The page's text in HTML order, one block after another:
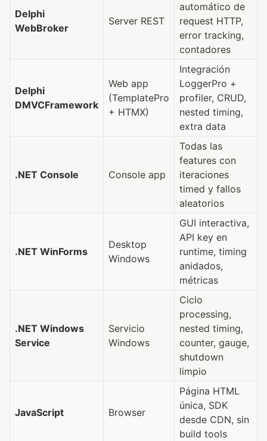
Delphi
WebBroker
Server REST
automático de
request HTTP,
error tracking,
contadores
Delphi
DMVCFramework
Web app
(TemplatePro
+ HTMX)
Integración
LoggerPro +
profiler, CRUD,
nested timing,
extra data
.NET Console Console app
Todas las
features con
iteraciones
timed y fallos
aleatorios
.NET WinForms
Desktop
Windows
GUI interactiva,
API key en
runtime, timing
anidados,
métricas
.NET Windows
Service
Servicio
Windows
Ciclo
processing,
nested timing,
counter, gauge,
shutdown
limpio
JavaScript Browser
Página HTML
única, SDK
desde CDN, sin
build tools